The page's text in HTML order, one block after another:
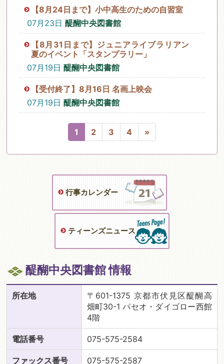
【8月24日まで】小中高生のための自習室
07月23日 醍醐中央図書館
【8月31日まで】ジュニアライブラリアン
夏のイベント「スタンプラリー」
07月19日 醍醐中央図書館
【受付終了】8月16日 名画上映会
07月19日 醍醐中央図書館
1 2 3 4 »
行事カレンダー
ティーンズニュース
醍醐中央図書館 情報
所在地
〒601-1375 京都市伏見区醍醐高
畑町30-1 パセオ・ダイゴロー西館
4階
電話番号 075-575-2584
ファックス番号 075-575-2587